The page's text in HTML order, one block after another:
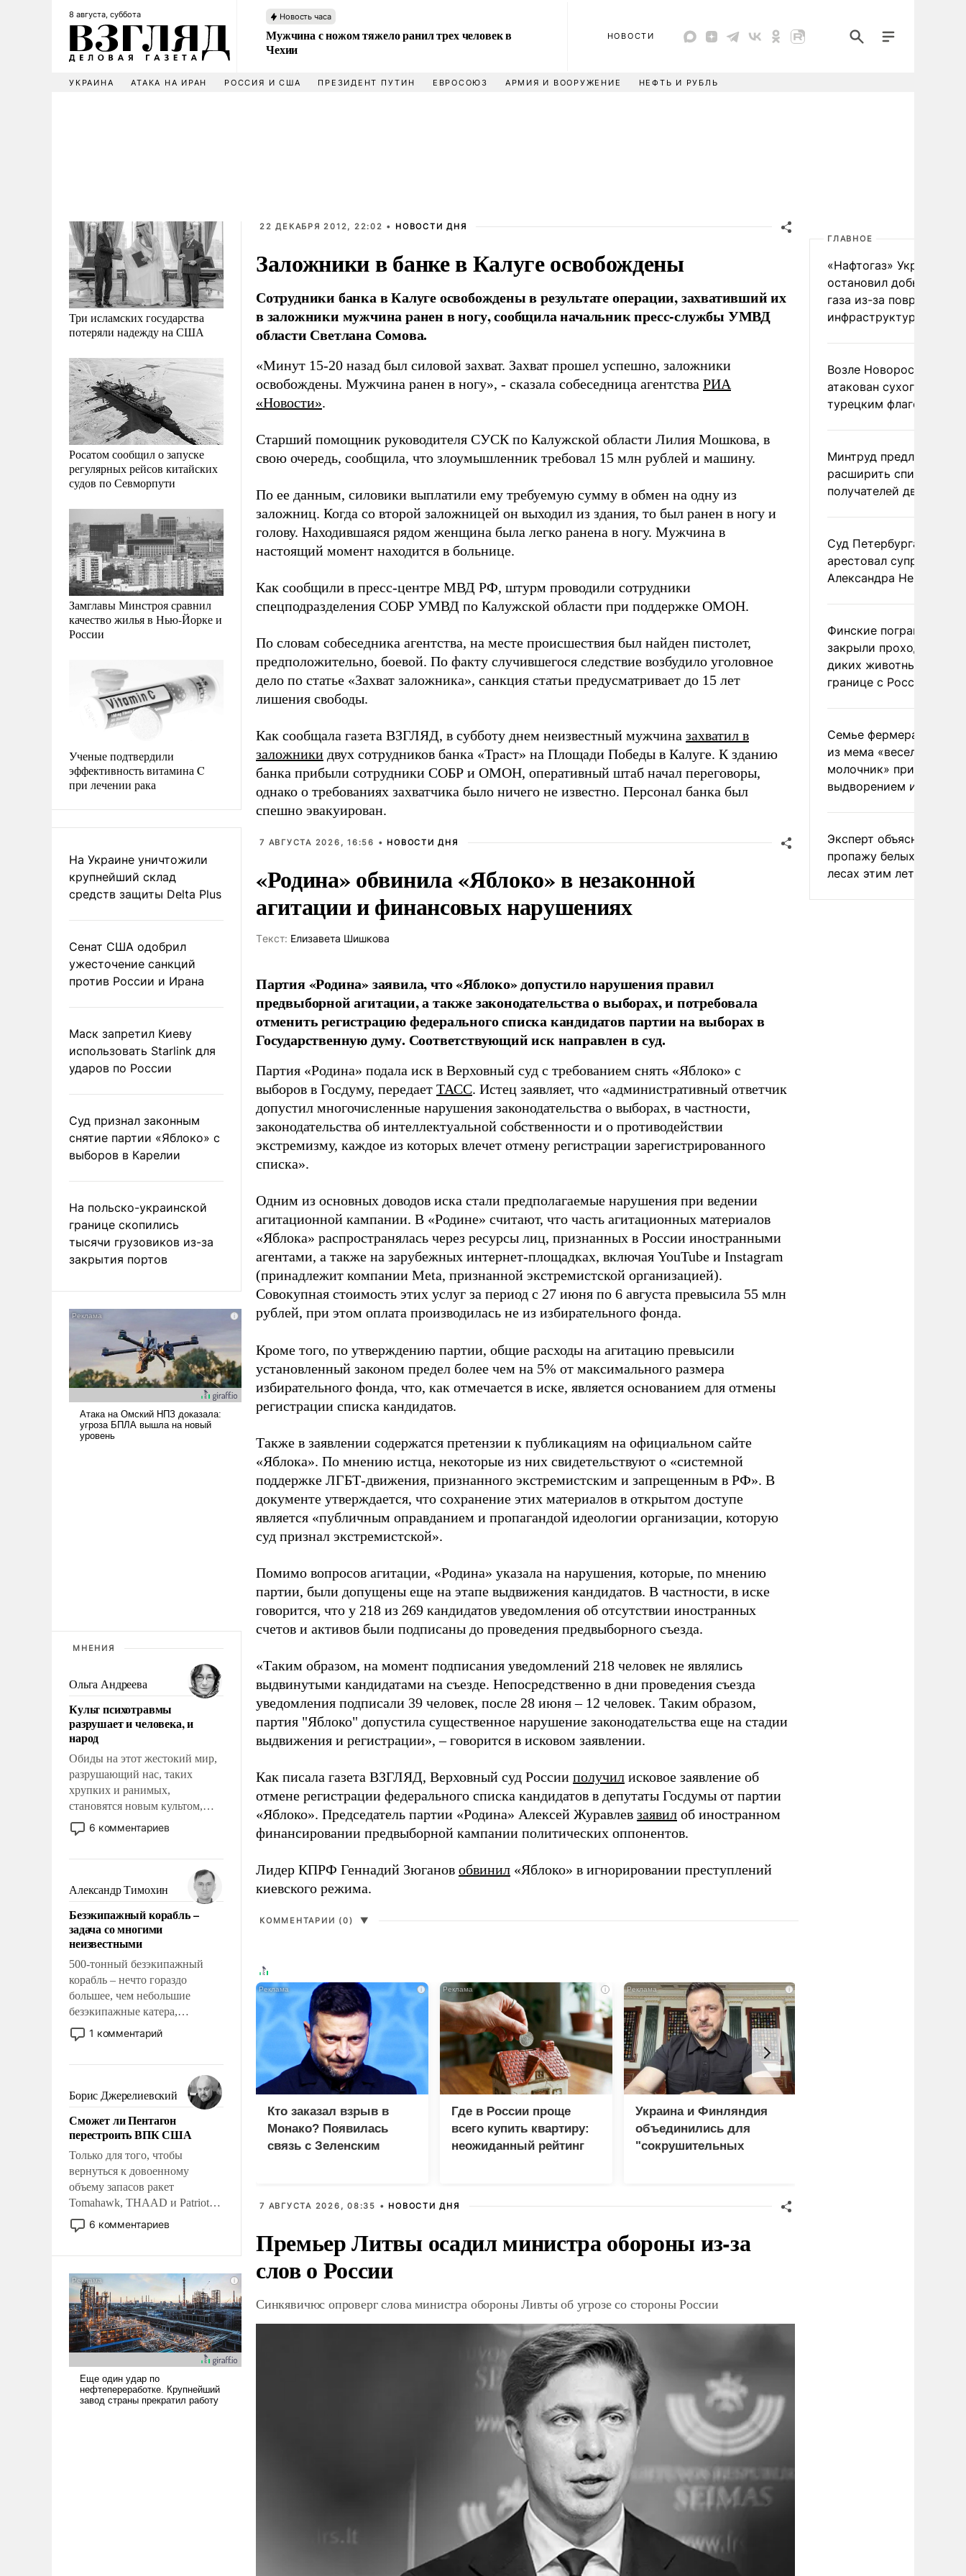
8 августа, суббота Новость часа
Мужчина с ножом тяжело ранил трех человек в
Чехии
НОВОСТИ
УКРАИНА АТАКА НА ИРАН РОССИЯ И США ПРЕЗИДЕНТ ПУТИН ЕВРОСОЮЗ АРМИЯ И ВООРУЖЕНИЕ НЕФТЬ И РУБЛЬ
Три исламских государства
потеряли надежду на США
Росатом сообщил о запуске
регулярных рейсов китайских
судов по Севморпути
Замглавы Минстроя сравнил
качество жилья в Нью-Йорке и
России
Ученые подтвердили
эффективность витамина C
при лечении рака
На Украине уничтожили
крупнейший склад
средств защиты Delta Plus
Сенат США одобрил
ужесточение санкций
против России и Ирана
Маск запретил Киеву
использовать Starlink для
ударов по России
Суд признал законным
снятие партии «Яблоко» с
выборов в Карелии
На польско-украинской
границе скопились
тысячи грузовиков из-за
закрытия портов
МНЕНИЯ
Ольга Андреева
Культ психотравмы
разрушает и человека, и
народ
Обиды на этот жестокий мир,
разрушающий нас, таких
хрупких и ранимых,
становятся новым культом,
постепенно вытесняя и
отменяя традиционное
мужественным и твердым под
ударами судьбы, брать на себя
ответственность, помогать
слабым, идти вперед и
адаптироваться.
6 комментариев
Александр Тимохин
Безэкипажный корабль –
задача со многими
неизвестными
500-тонный безэкипажный
корабль – нечто гораздо
большее, чем небольшие
безэкипажные катера,
применение которых уже
стало обыденностью. Задача по
сложна и амбициозна. Однако
и ее реализация радикально
поднимет наши боевые
возможности.
1 комментарий
Борис Джерелиевский
Сможет ли Пентагон
перестроить ВПК США
Только для того, чтобы
вернуться к довоенному
объему запасов ракет
Tomahawk, THAAD и Patriot
США потребуется более трех
лет. Даже небольшая война с
Сложившаяся ситуация
означает многолетний период
уязвимости США, например,
перед Китаем.
6 комментариев
22 ДЕКАБРЯ 2012, 22:02 • НОВОСТИ ДНЯ
Заложники в банке в Калуге освобождены
Сотрудники банка в Калуге освобождены в результате операции, захвативший их
в заложники мужчина ранен в ногу, сообщила начальник пресс-службы УМВД
области Светлана Сомова.
«Минут 15-20 назад был силовой захват. Захват прошел успешно, заложники
освобождены. Мужчина ранен в ногу», - сказала собеседница агентства РИА
«Новости».
Старший помощник руководителя СУСК по Калужской области Лилия Мошкова, в
свою очередь, сообщила, что злоумышленник требовал 15 млн рублей и машину.
По ее данным, силовики выплатили ему требуемую сумму в обмен на одну из
заложниц. Когда со второй заложницей он выходил из здания, то был ранен в ногу и
голову. Находившаяся рядом женщина была легко ранена в ногу. Мужчина в
настоящий момент находится в больнице.
Как сообщили в пресс-центре МВД РФ, штурм проводили сотрудники
спецподразделения СОБР УМВД по Калужской области при поддержке ОМОН.
По словам собеседника агентства, на месте происшествия был найден пистолет,
предположительно, боевой. По факту случившегося следствие возбудило уголовное
дело по статье «Захват заложника», санкция статьи предусматривает до 15 лет
лишения свободы.
Как сообщала газета ВЗГЛЯД, в субботу днем неизвестный мужчина захватил в
заложники двух сотрудников банка «Траст» на Площади Победы в Калуге. К зданию
банка прибыли сотрудники СОБР и ОМОН, оперативный штаб начал переговоры,
однако о требованиях захватчика было ничего не известно. Персонал банка был
спешно эвакуирован.
7 АВГУСТА 2026, 16:56 • НОВОСТИ ДНЯ
«Родина» обвинила «Яблоко» в незаконной
агитации и финансовых нарушениях
Tекст: Елизавета Шишкова
Партия «Родина» заявила, что «Яблоко» допустило нарушения правил
предвыборной агитации, а также законодательства о выборах, и потребовала
отменить регистрацию федерального списка кандидатов партии на выборах в
Государственную думу. Соответствующий иск направлен в суд.
Партия «Родина» подала иск в Верховный суд с требованием снять «Яблоко» с
выборов в Госдуму, передает ТАСС. Истец заявляет, что «административный ответчик
допустил многочисленные нарушения законодательства о выборах, в частности,
законодательства об интеллектуальной собственности и о противодействии
экстремизму, каждое из которых влечет отмену регистрации зарегистрированного
списка».
Одним из основных доводов иска стали предполагаемые нарушения при ведении
агитационной кампании. В «Родине» считают, что часть агитационных материалов
«Яблока» распространялась через ресурсы лиц, признанных в России иностранными
агентами, а также на зарубежных интернет-площадках, включая YouTube и Instagram
(принадлежит компании Meta, признанной экстремистской организацией).
Совокупная стоимость этих услуг за период с 27 июня по 6 августа превысила 55 млн
рублей, при этом оплата производилась не из избирательного фонда.
Кроме того, по утверждению партии, общие расходы на агитацию превысили
установленный законом предел более чем на 5% от максимального размера
избирательного фонда, что, как отмечается в иске, является основанием для отмены
регистрации списка кандидатов.
Также в заявлении содержатся претензии к публикациям на официальном сайте
«Яблока». По мнению истца, некоторые из них свидетельствуют о «системной
поддержке ЛГБТ-движения, признанного экстремистским и запрещенным в РФ». В
документе утверждается, что сохранение этих материалов в открытом доступе
является «публичным оправданием и пропагандой идеологии организации, которую
суд признал экстремистской».
Помимо вопросов агитации, «Родина» указала на нарушения, которые, по мнению
партии, были допущены еще на этапе выдвижения кандидатов. В частности, в иске
говорится, что у 218 из 269 кандидатов уведомления об отсутствии иностранных
счетов и активов были подписаны до проведения предвыборного съезда.
«Таким образом, на момент подписания уведомлений 218 человек не являлись
выдвинутыми кандидатами на съезде. Непосредственно в дни проведения съезда
уведомления подписали 39 человек, после 28 июня – 12 человек. Таким образом,
партия "Яблоко" допустила существенное нарушение законодательства еще на стадии
выдвижения и регистрации», – говорится в исковом заявлении.
Как писала газета ВЗГЛЯД, Верховный суд России получил исковое заявление об
отмене регистрации федерального списка кандидатов в депутаты Госдумы от партии
«Яблоко». Председатель партии «Родина» Алексей Журавлев заявил об иностранном
финансировании предвыборной кампании политических оппонентов.
Лидер КПРФ Геннадий Зюганов обвинил «Яблоко» в игнорировании преступлений
киевского режима.
КОММЕНТАРИИ (0) ▼
i
Кто заказал взрыв в
Монако? Появилась
связь с Зеленским
i
Где в России проще
всего купить квартиру:
неожиданный рейтинг
i
Украина и Финляндия
объединились для
"сокрушительных
7 АВГУСТА 2026, 08:35 • НОВОСТИ ДНЯ
Премьер Литвы осадил министра обороны из-за
слов о России
Синкявичюс опроверг слова министра обороны Ливты об угрозе со стороны России
ГЛАВНОЕ
«Нафтогаз» Украины
остановил добычу
газа из-за повреждения
инфраструктуры
Возле Новороссийска
атакован сухогруз под
турецким флагом
Минтруд предложил
расширить список
получателей двух
Суд Петербурга заочно
арестовал супругу
Александра Невзорова
Финские пограничники
закрыли проходы для
диких животных на
границе с Россией
Семье фермера
из мема «веселый
молочник» пригрозили
выдворением из
Эксперт объяснил
пропажу белых грибов
лесах этим летом